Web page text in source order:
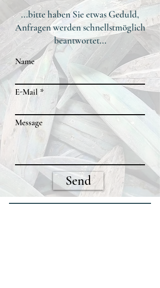
...bitte haben Sie etwas Geduld,
Anfragen werden schnellstmöglich
beantwortet...
Name
E-Mail
Message
Send